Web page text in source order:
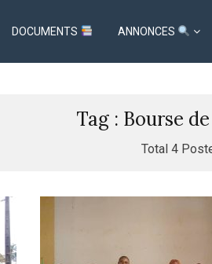
DOCUMENTS ANNONCES
Tag : Bourse
Total 4